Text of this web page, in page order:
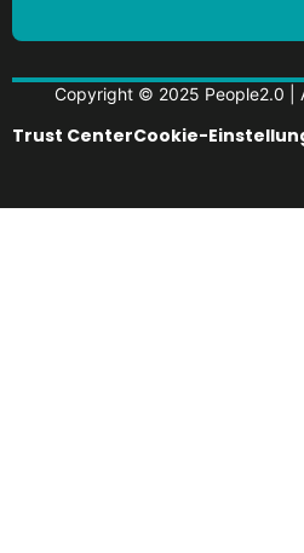
Copyright © 2025 People2.0 |
Trust CenterCookie-